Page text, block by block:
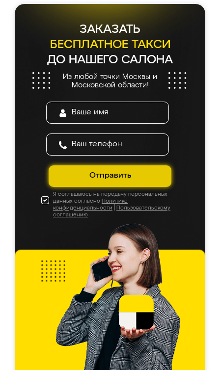
ЗАКАЗАТЬ
БЕСПЛАТНОЕ ТАКСИ
ДО НАШЕГО САЛОНА
Из любой точки Москвы и
Московской области!
Отправить
Я соглашаюсь на передачу персональных
данных согласно Политике
конфиденциальности
Пользовательскому
соглашению